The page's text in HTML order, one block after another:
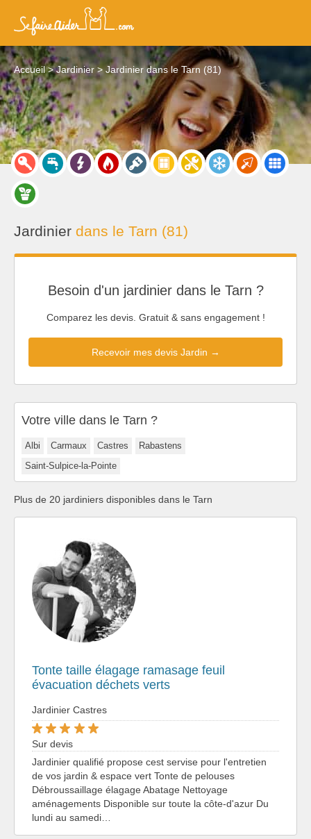
Accueil Jardinier Jardinier dans le Tarn (81)
Jardinier dans le Tarn (81)
Besoin d'un jardinier dans le Tarn ?
Comparez les devis. Gratuit & sans engagement !
Recevoir mes devis Jardin →
Votre ville dans le Tarn ?
Albi Carmaux Castres
Rabastens
Saint-Sulpice-la-Pointe
Plus de 20 jardiniers disponibles dans le Tarn
Tonte taille élagage ramasage feuil
évacuation déchets verts
Jardinier Castres
Sur devis
Jardinier qualifié propose cest servise pour l'entretien
de vos jardin & espace vert Tonte de pelouses
Débroussaillage élagage Abatage Nettoyage
aménagements Disponible sur toute la côte-d'azur Du
lundi au samedi…